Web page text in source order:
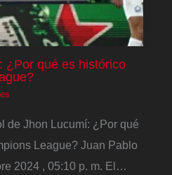
¿Por qué es histórico
de Jhon Lucumí: ¿Por qué
League? Juan Pablo
2024 , 05:10 p. m. El…